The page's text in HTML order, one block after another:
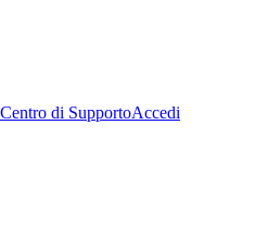
Centro di SupportoAccedi